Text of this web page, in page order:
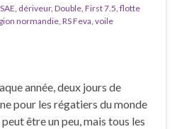
, dériveur, Double, First 7.5, flotte
normandie, RS Feva, voile
année, deux jours de
pour les régatiers du monde
être un peu, mais tous les